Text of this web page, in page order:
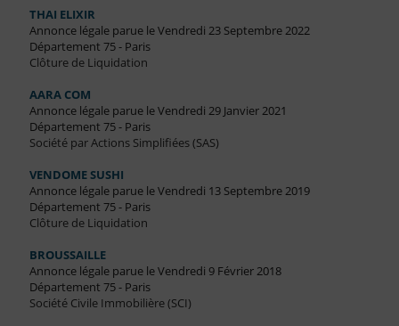
THAI ELIXIR
Annonce légale parue le Vendredi 23 Septembre 2022
Département 75 - Paris
Clôture de Liquidation
AARA COM
Annonce légale parue le Vendredi 29 Janvier 2021
Département 75 - Paris
Société par Actions Simplifiées (SAS)
VENDOME SUSHI
Annonce légale parue le Vendredi 13 Septembre 2019
Département 75 - Paris
Clôture de Liquidation
BROUSSAILLE
Annonce légale parue le Vendredi 9 Février 2018
Département 75 - Paris
Société Civile Immobilière (SCI)